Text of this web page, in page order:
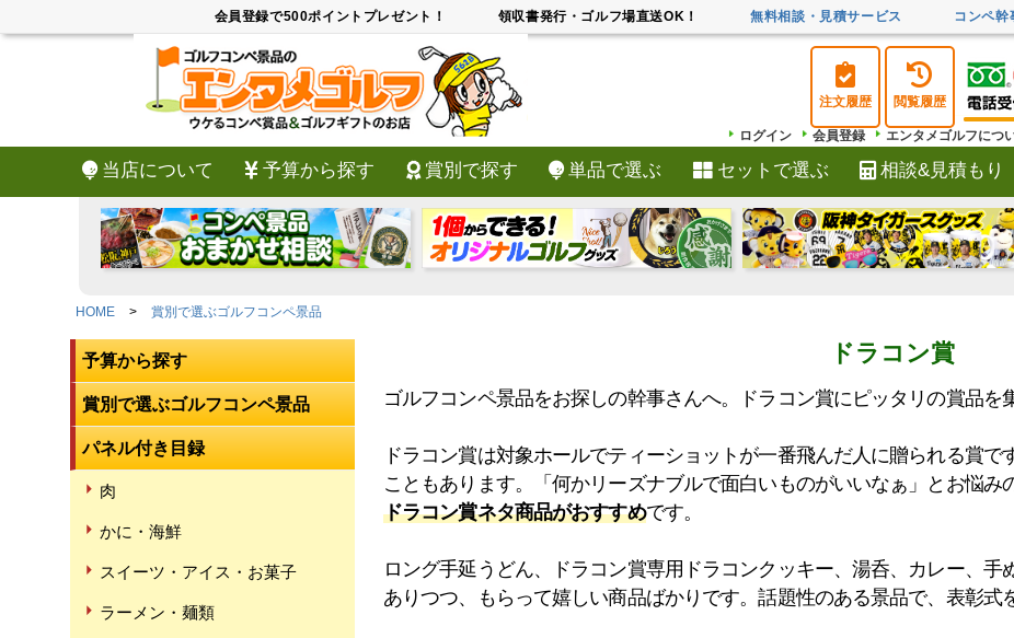
会員登録で500ポイントプレゼント！ 領収書発行・ゴルフ場直送OK！ 無料相談・見積サービス コンペ幹
注文履歴 閲覧履歴
ログイン
会員登録 エンタメゴルフにつ
当店について 予算から探す 賞別で探す 単品で選ぶ セットで選ぶ 相談&見積もり
検索
HOME 賞別で選ぶゴルフコンペ景品
予算から探す
賞別で選ぶゴルフコンペ景品
パネル付き目録
肉
かに・海鮮
スイーツ・アイス・お菓子
ラーメン・麺類
ドラコン賞
ゴルフコンペ景品をお探しの幹事さんへ。ドラコン賞にピッタリの賞品を
ドラコン賞は対象ホールでティーショットが一番飛んだ人に贈られる賞
こともあります。「何かリーズナブルで面白いものがいいなぁ」とお悩み
ドラコン賞ネタ商品がおすすめです。
ロング手延うどん、ドラコン賞専用ドラコンクッキー、湯呑、カレー、
ありつつ、もらって嬉しい商品ばかりです。話題性のある景品で、表彰式